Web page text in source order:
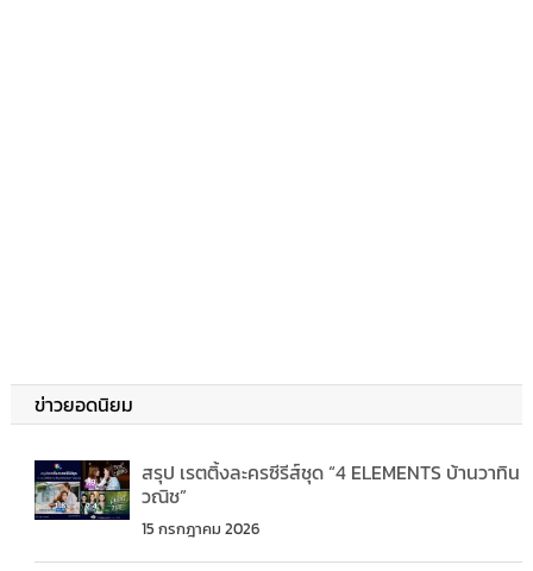
ข่าวยอดนิยม
สรุป เรตติ้งละครซีรีส์ชุด “4 ELEMENTS บ้านวาทิน
วณิช”
15 กรกฎาคม 2026